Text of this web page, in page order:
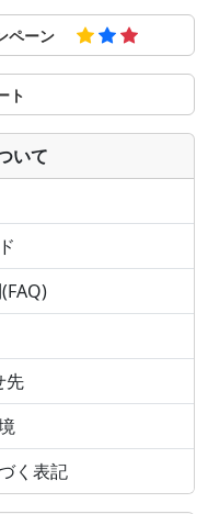
ペーン
ト
いて
先
く表記